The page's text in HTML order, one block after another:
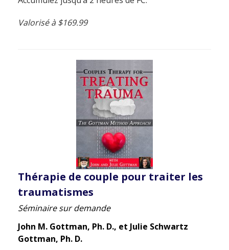
Valorisé à $169.99
Thérapie de couple pour traiter les
traumatismes
Séminaire sur demande
John M. Gottman, Ph. D., et Julie Schwartz
Gottman, Ph. D.